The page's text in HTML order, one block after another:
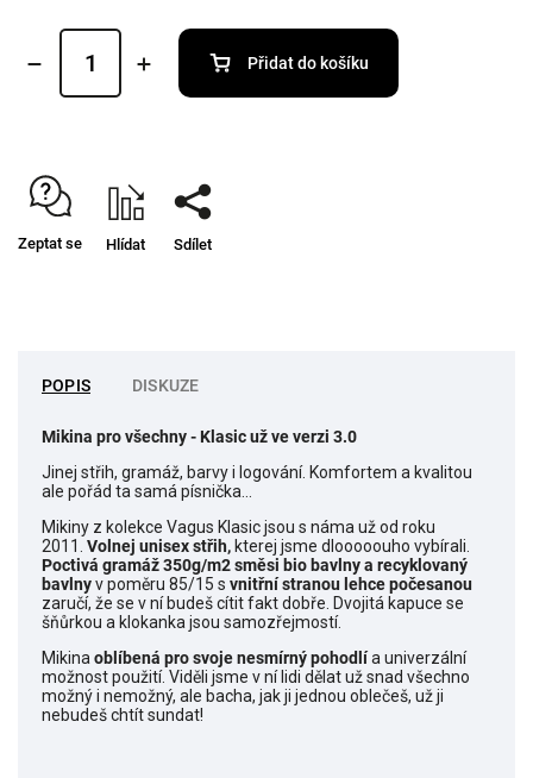
Přidat do košíku
Zeptat se Hlídat Sdílet
POPIS DISKUZE
Mikina pro všechny- Klasic už ve verzi 3.0
Jinej střih, gramáž, barvy i logování. Komfortem a kvalitou
ale pořád ta samá písnička...
Mikiny z kolekce Vagus Klasic jsou s náma už od roku
2011. Volnej unisex střih, kterej jsme dlooooouho vybírali.
Poctivá gramáž 350g/m2 směsi bio bavlny a recyklovaný
bavlnyv poměru 85/15 s vnitřní stranou lehce počesanou
zaručí, že se v ní budeš cítit fakt dobře. Dvojitá kapuce se
šňůrkou a klokanka jsou samozřejmostí.
Mikina oblíbená pro svoje nesmírný pohodlía univerzální
možnost použití. Viděli jsme v ní lidi dělat už snad všechno
možný i nemožný, ale bacha, jak ji jednou oblečeš, už ji
nebudeš chtít sundat!